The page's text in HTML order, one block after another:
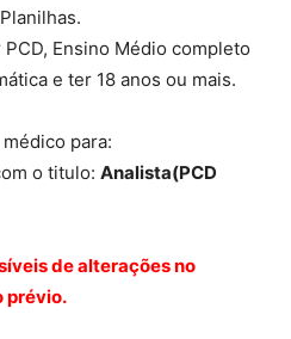
PCD, Ensino Médio completo
e ter 18 anos ou mais.
para:
o titulo: Analista(PCD
de alterações no
prévio.